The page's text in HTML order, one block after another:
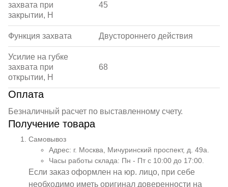
захвата при
закрытии, Н
45
Функция захвата Двустороннего действия
Усилие на губке
захвата при
открытии, Н
68
Оплата
Безналичный расчет по выставленному счету.
Получение товара
Самовывоз
Адрес: г. Москва, Мичуринский проспект, д. 49а.
Часы работы склада: Пн - Пт с 10:00 до 17:00.
Если заказ оформлен на юр. лицо, при себе
необходимо иметь оригинал доверенности на